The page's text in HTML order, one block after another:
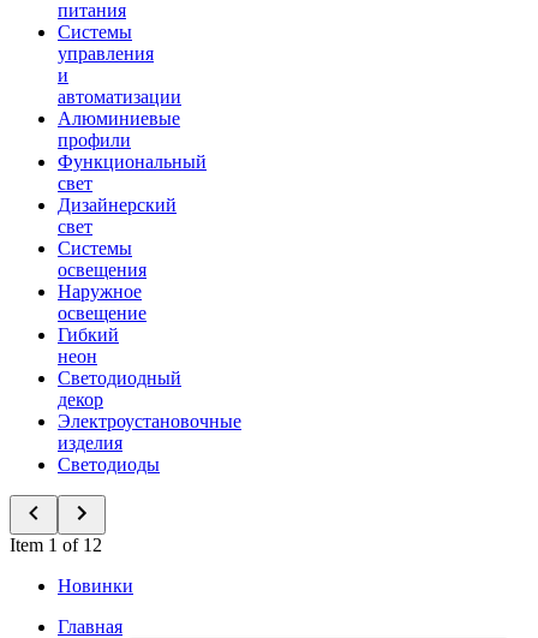
питания
Системы
управления
и
автоматизации
Алюминиевые
профили
Функциональный
свет
Дизайнерский
свет
Системы
освещения
Наружное
освещение
Гибкий
неон
Светодиодный
декор
Электроустановочные
изделия
Светодиоды
Item 1 of 12
Новинки
Главная